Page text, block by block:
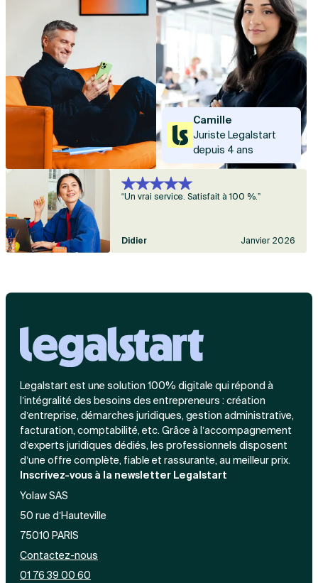
Camille
Juriste Legalstart
depuis 4 ans
“Un vrai service. Satisfait à 100 %.”
Didier Janvier 2026
Legalstart est une solution 100% digitale qui répond à
l’intégralité des besoins des entrepreneurs : création
d’entreprise, démarches juridiques, gestion administrative,
facturation, comptabilité, etc. Grâce à l’accompagnement
d’experts juridiques dédiés, les professionnels disposent
d’une offre complète, fiable et rassurante, au meilleur prix.
Inscrivez-vous à la newsletter Legalstart
Yolaw SAS
50 rue d’Hauteville
75010 PARIS
Contactez-nous
01 76 39 00 60